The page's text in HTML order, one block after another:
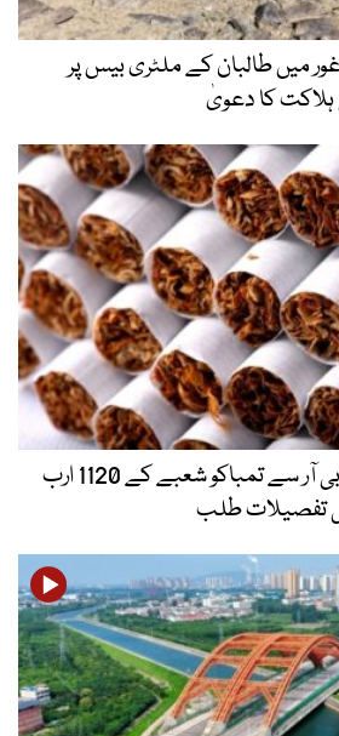
میں طالبان کے ملٹری بیس پر
سینیٹ کمیٹی کا ایف بی آر سے تمباکو شعبے کے 1120 ارب
تفصیلات طلب